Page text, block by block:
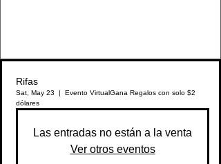
Rifas
Sat, May 23
  |
Evento VirtualGana Regalos con solo $2
dólares
Las entradas no están a la venta
Ver otros eventos